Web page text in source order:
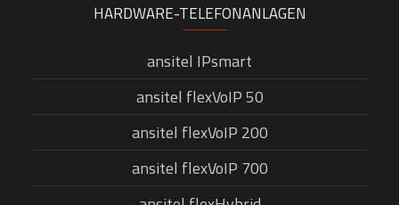
HARDWARE-TELEFONANLAGEN
ansitel IPsmart
ansitel flexVoIP 50
ansitel flexVoIP 200
ansitel flexVoIP 700